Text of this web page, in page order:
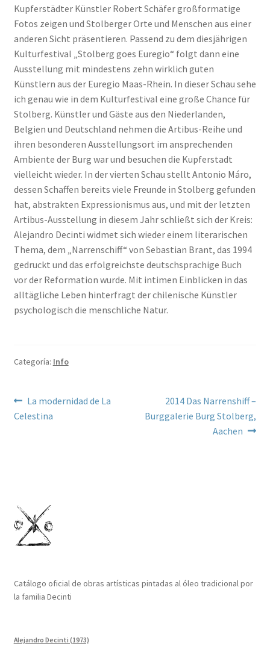
Kupferstädter Künstler Robert Schäfer großformatige
Fotos zeigen und Stolberger Orte und Menschen aus einer
anderen Sicht präsentieren. Passend zu dem diesjährigen
Kulturfestival „Stolberg goes Euregio“ folgt dann eine
Ausstellung mit mindestens zehn wirklich guten
Künstlern aus der Euregio Maas-Rhein. In dieser Schau sehe
ich genau wie in dem Kulturfestival eine große Chance für
Stolberg. Künstler und Gäste aus den Niederlanden,
Belgien und Deutschland nehmen die Artibus-Reihe und
ihren besonderen Ausstellungsort im ansprechenden
Ambiente der Burg war und besuchen die Kupferstadt
vielleicht wieder. In der vierten Schau stellt Antonio Máro,
dessen Schaffen bereits viele Freunde in Stolberg gefunden
hat, abstrakten Expressionismus aus, und mit der letzten
Artibus-Ausstellung in diesem Jahr schließt sich der Kreis:
Alejandro Decinti widmet sich wieder einem literarischen
Thema, dem „Narrenschiff“ von Sebastian Brant, das 1994
gedruckt und das erfolgreichste deutschsprachige Buch
vor der Reformation wurde. Mit intimen Einblicken in das
alltägliche Leben hinterfragt der chilenische Künstler
psychologisch die menschliche Natur.
Categoría: Info
Navegación
de
Anterior:
La modernidad de La
Celestina
Siguiente:
2014 Das Narrenshiff –
Burggalerie Burg Stolberg,
Aachen
Catálogo oficial de obras artísticas pintadas al óleo tradicional por
la familia Decinti
Alejandro Decinti (1973)